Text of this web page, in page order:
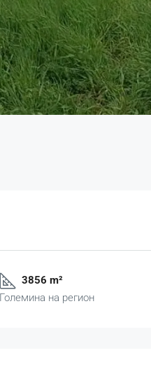
3856 m²
Големина на регион